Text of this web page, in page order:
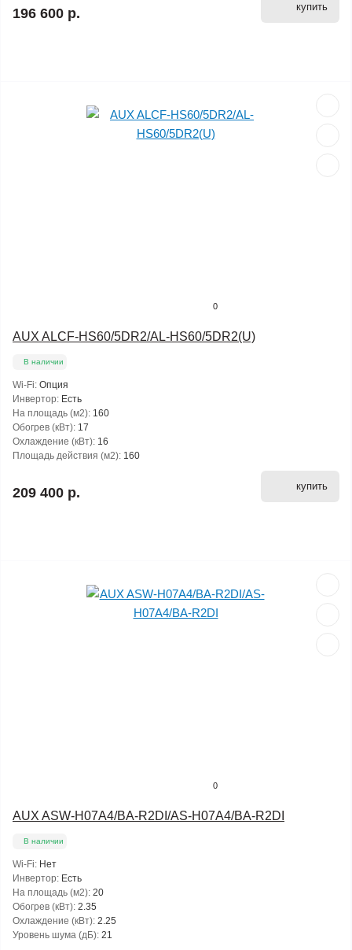
196 600 р. купить
0
AUX ALCF-HS60/5DR2/AL-HS60/5DR2(U)
В наличии
Wi-Fi: Опция
Инвертор: Есть
На площадь (м2): 160
Обогрев (кВт): 17
Охлаждение (кВт): 16
Площадь действия (м2): 160
209 400 р. купить
0
AUX ASW-H07A4/BA-R2DI/AS-H07A4/BA-R2DI
В наличии
Wi-Fi: Нет
Инвертор: Есть
На площадь (м2): 20
Обогрев (кВт): 2.35
Охлаждение (кВт): 2.25
Уровень шума (дБ): 21